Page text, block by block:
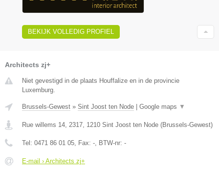
BEKIJK VOLLEDIG PROFIEL
Architects zj+
Niet gevestigd in de plaats Houffalize en in de provincie
Luxemburg.
Brussels-Gewest » Sint Joost ten Node | Google maps ▼
Rue willems 14, 2317 1210 Sint Joost ten Node (Brussels-Gewest)
Tel: 0471 86 01 05 , Fax: - , BTW-nr: -
E-mail › Architects zj+